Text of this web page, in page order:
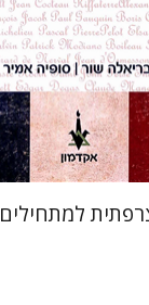
הנחת אתר ספר מודפס
$35
$32
למתחילים